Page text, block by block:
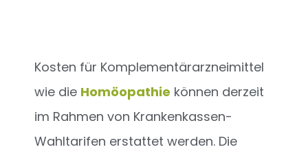
Kosten für Komplementärarzneimittel
wie die Homöopathie können derzeit
im Rahmen von Krankenkassen-
Wahltarifen erstattet werden. Die